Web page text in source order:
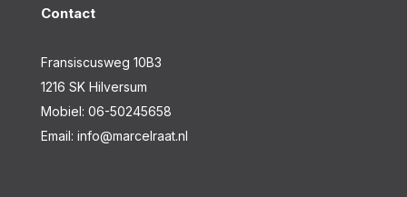
Contact
Fransiscusweg 10B3
1216 SK Hilversum
Mobiel: 06-50245658
Email: info@marcelraat.nl